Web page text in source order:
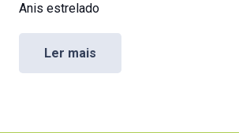
Anis estrelado
Ler mais